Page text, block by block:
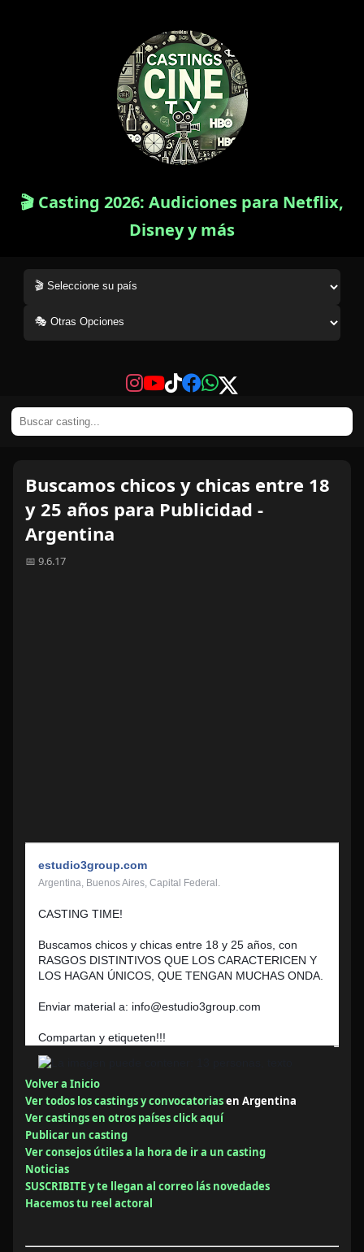
🎬 Casting 2026: Audiciones para Netflix,
Disney y más
Buscamos chicos y chicas entre 18
y 25 años para Publicidad -
Argentina
📅 9.6.17
estudio3group.com
Argentina, Buenos Aires, Capital Federal.
CASTING TIME!
Buscamos chicos y chicas entre 18 y 25 años, con
RASGOS DISTINTIVOS QUE LOS CARACTERICEN Y
LOS HAGAN ÚNICOS, QUE TENGAN MUCHAS ONDA.
Enviar material a: info@estudio3group.com
Compartan y etiqueten!!!
Volver a Inicio
Ver todos los castings y convocatoriasen Argentina
Ver castings en otros países click aquí
Publicar un casting
Ver consejos útiles a la hora de ir a un casting
Noticias
SUSCRIBITE y te llegan al correo lás novedades
Hacemos tu reel actoral